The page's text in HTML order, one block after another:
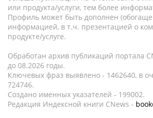
или продукта/услуги, тем более
Профиль может быть дополнен
информацией, в т.ч. презентацией о
продукте/услуге.
Обработан архив публикаций портала
до 08.2026 годы.
Ключевых фраз выявлено - 1462640, в
724746.
Создано именных указателей - 199002.
Редакция Индексной книги CNews -